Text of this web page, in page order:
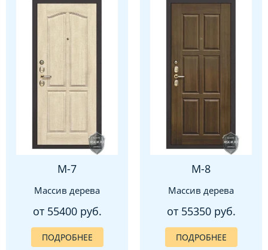
М-7
Массив дерева
от 55400 руб.
ПОДРОБНЕЕ
М-8
Массив дерева
от 55350 руб.
ПОДРОБНЕЕ